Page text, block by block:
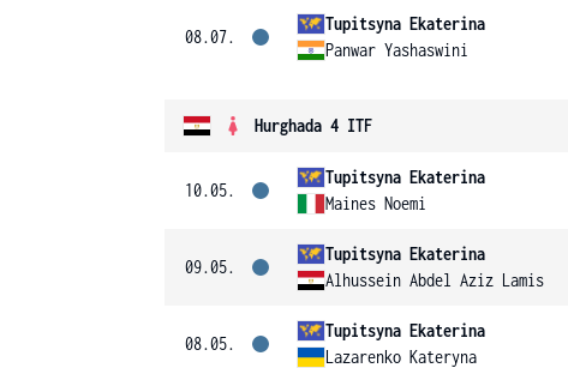
08.07.
Tupitsyna Ekaterina
Panwar Yashaswini
Hurghada 4 ITF
10.05.
Tupitsyna Ekaterina
Maines Noemi
09.05.
Tupitsyna Ekaterina
Alhussein Abdel Aziz Lamis
08.05.
Tupitsyna Ekaterina
Lazarenko Kateryna